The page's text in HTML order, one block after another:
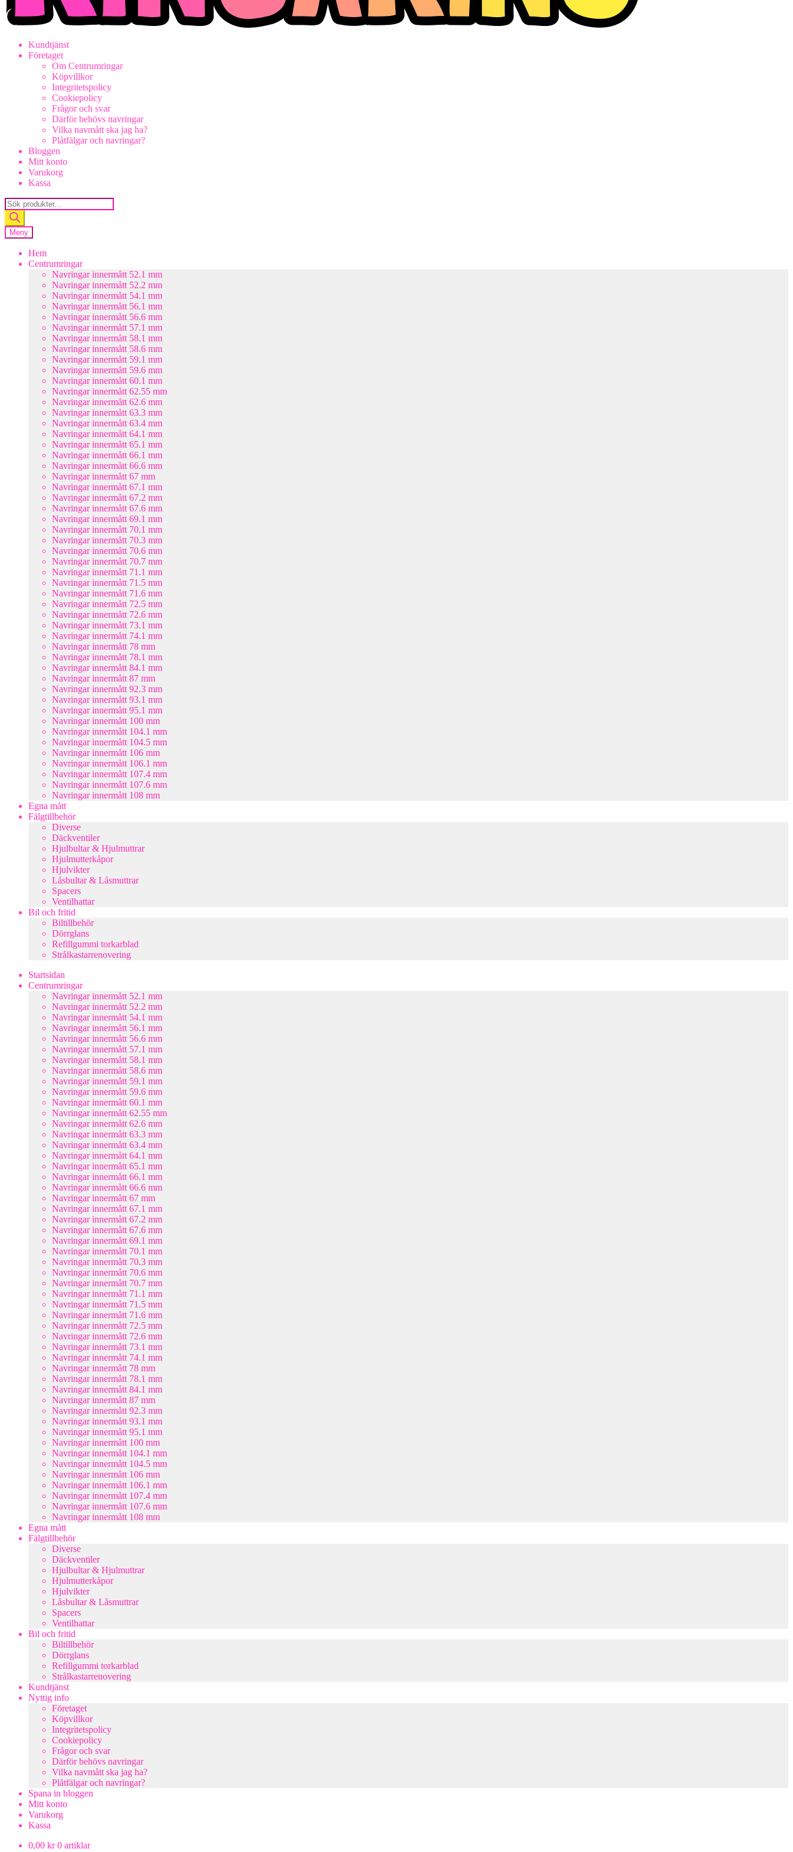
Kundtjänst
Företaget
Om Centrumringar
Köpvillkor
Integritetspolicy
Cookiepolicy
Frågor och svar
Därför behövs navringar
Vilka navmått ska jag ha?
Plåtfälgar och navringar?
Bloggen
Mitt konto
Varukorg
Kassa
Products
search
Meny
Hem
Centrumringar
Navringar innermått 52.1 mm
Navringar innermått 52.2 mm
Navringar innermått 54.1 mm
Navringar innermått 56.1 mm
Navringar innermått 56.6 mm
Navringar innermått 57.1 mm
Navringar innermått 58.1 mm
Navringar innermått 58.6 mm
Navringar innermått 59.1 mm
Navringar innermått 59.6 mm
Navringar innermått 60.1 mm
Navringar innermått 62.55 mm
Navringar innermått 62.6 mm
Navringar innermått 63.3 mm
Navringar innermått 63.4 mm
Navringar innermått 64.1 mm
Navringar innermått 65.1 mm
Navringar innermått 66.1 mm
Navringar innermått 66.6 mm
Navringar innermått 67 mm
Navringar innermått 67.1 mm
Navringar innermått 67.2 mm
Navringar innermått 67.6 mm
Navringar innermått 69.1 mm
Navringar innermått 70.1 mm
Navringar innermått 70.3 mm
Navringar innermått 70.6 mm
Navringar innermått 70.7 mm
Navringar innermått 71.1 mm
Navringar innermått 71.5 mm
Navringar innermått 71.6 mm
Navringar innermått 72.5 mm
Navringar innermått 72.6 mm
Navringar innermått 73.1 mm
Navringar innermått 74.1 mm
Navringar innermått 78 mm
Navringar innermått 78.1 mm
Navringar innermått 84.1 mm
Navringar innermått 87 mm
Navringar innermått 92.3 mm
Navringar innermått 93.1 mm
Navringar innermått 95.1 mm
Navringar innermått 100 mm
Navringar innermått 104.1 mm
Navringar innermått 104.5 mm
Navringar innermått 106 mm
Navringar innermått 106.1 mm
Navringar innermått 107.4 mm
Navringar innermått 107.6 mm
Navringar innermått 108 mm
Egna mått
Fälgtillbehör
Diverse
Däckventiler
Hjulbultar & Hjulmuttrar
Hjulmutterkåpor
Hjulvikter
Låsbultar & Låsmuttrar
Spacers
Ventilhattar
Bil och fritid
Biltillbehör
Dörrglans
Refillgummi torkarblad
Strålkastarrenovering
Startsidan
Centrumringar
Navringar innermått 52.1 mm
Navringar innermått 52.2 mm
Navringar innermått 54.1 mm
Navringar innermått 56.1 mm
Navringar innermått 56.6 mm
Navringar innermått 57.1 mm
Navringar innermått 58.1 mm
Navringar innermått 58.6 mm
Navringar innermått 59.1 mm
Navringar innermått 59.6 mm
Navringar innermått 60.1 mm
Navringar innermått 62.55 mm
Navringar innermått 62.6 mm
Navringar innermått 63.3 mm
Navringar innermått 63.4 mm
Navringar innermått 64.1 mm
Navringar innermått 65.1 mm
Navringar innermått 66.1 mm
Navringar innermått 66.6 mm
Navringar innermått 67 mm
Navringar innermått 67.1 mm
Navringar innermått 67.2 mm
Navringar innermått 67.6 mm
Navringar innermått 69.1 mm
Navringar innermått 70.1 mm
Navringar innermått 70.3 mm
Navringar innermått 70.6 mm
Navringar innermått 70.7 mm
Navringar innermått 71.1 mm
Navringar innermått 71.5 mm
Navringar innermått 71.6 mm
Navringar innermått 72.5 mm
Navringar innermått 72.6 mm
Navringar innermått 73.1 mm
Navringar innermått 74.1 mm
Navringar innermått 78 mm
Navringar innermått 78.1 mm
Navringar innermått 84.1 mm
Navringar innermått 87 mm
Navringar innermått 92.3 mm
Navringar innermått 93.1 mm
Navringar innermått 95.1 mm
Navringar innermått 100 mm
Navringar innermått 104.1 mm
Navringar innermått 104.5 mm
Navringar innermått 106 mm
Navringar innermått 106.1 mm
Navringar innermått 107.4 mm
Navringar innermått 107.6 mm
Navringar innermått 108 mm
Egna mått
Fälgtillbehör
Diverse
Däckventiler
Hjulbultar & Hjulmuttrar
Hjulmutterkåpor
Hjulvikter
Låsbultar & Låsmuttrar
Spacers
Ventilhattar
Bil och fritid
Biltillbehör
Dörrglans
Refillgummi torkarblad
Strålkastarrenovering
Kundtjänst
Nyttig info
Företaget
Köpvillkor
Integritetspolicy
Cookiepolicy
Frågor och svar
Därför behövs navringar
Vilka navmått ska jag ha?
Plåtfälgar och navringar?
Spana in bloggen
Mitt konto
Varukorg
Kassa
0,00 kr 0 artiklar